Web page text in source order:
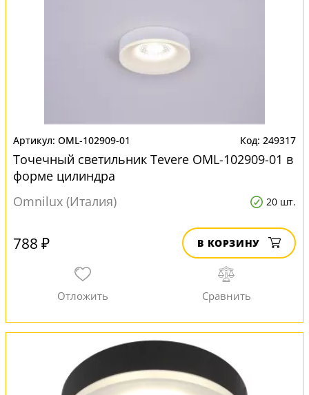
OML-102909-01 249317
Точечный светильник Tevere OML-102909-01 в
форме цилиндра
Omnilux (Италия)
20 шт.
788 ₽ В КОРЗИНУ